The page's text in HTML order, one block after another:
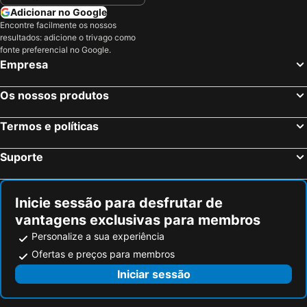
Koya, Kinki Hotéis
Wakayama, Kinki Hotéis
Otsu, Kinki Hotéis
Hakone, Kanto Hotéis
Hiroshima, Chugoku Hotéis
Fujikawaguchiko, Chubu e Hokuriku Hotéis
Adicionar no Google
Encontre facilmente os nossos
resultados: adicione o trivago como
fonte preferencial no Google.
Empresa
Os nossos produtos
Termos e políticas
Suporte
Inicie sessão para desfrutar de
vantagens exclusivas para membros
Personalize a sua experiência
Ofertas e preços para membros
Iniciar sessão